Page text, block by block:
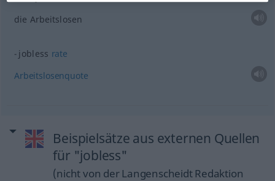
die Arbeitslosen
jobless rate
Arbeitslosenquote
Beispielsätze aus externen Quellen
für "jobless"
(nicht von der Langenscheidt Redaktion